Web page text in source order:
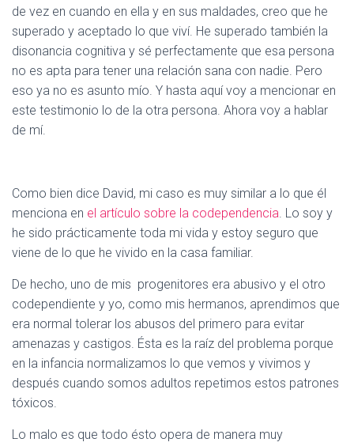
de vez en cuando en ella y en sus maldades, creo que he
superado y aceptado lo que viví. He superado también la
disonancia cognitiva y sé perfectamente que esa persona
no es apta para tener una relación sana con nadie. Pero
eso ya no es asunto mío. Y hasta aquí voy a mencionar en
este testimonio lo de la otra persona. Ahora voy a hablar
de mí.
Como bien dice David, mi caso es muy similar a lo que él
menciona en el artículo sobre la codependencia. Lo soy y
he sido prácticamente toda mi vida y estoy seguro que
viene de lo que he vivido en la casa familiar.
De hecho, uno de mis progenitores era abusivo y el otro
codependiente y yo, como mis hermanos, aprendimos que
era normal tolerar los abusos del primero para evitar
amenazas y castigos. Ésta es la raíz del problema porque
en la infancia normalizamos lo que vemos y vivimos y
después cuando somos adultos repetimos estos patrones
tóxicos.
Lo malo es que todo ésto opera de manera muy